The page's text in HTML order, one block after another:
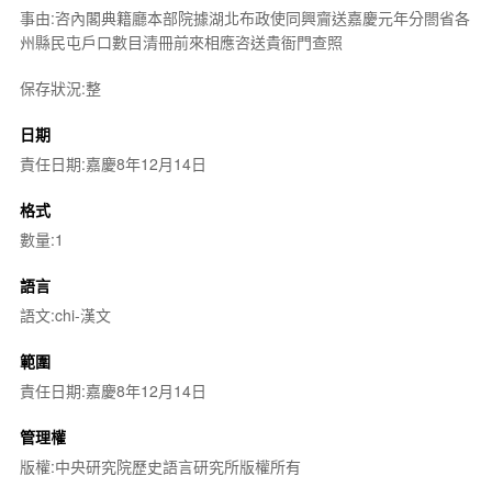
事由:咨內閣典籍廳本部院據湖北布政使同興齎送嘉慶元年分閤省各
州縣民屯戶口數目清冊前來相應咨送貴衙門查照
保存狀況:整
日期
責任日期:嘉慶8年12月14日
格式
數量:1
語言
語文:chi-漢文
範圍
責任日期:嘉慶8年12月14日
管理權
版權:中央研究院歷史語言研究所版權所有